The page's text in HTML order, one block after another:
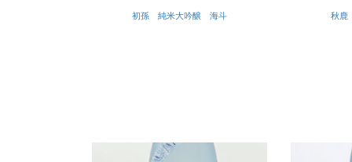
初孫 純米大吟醸 海斗 秋